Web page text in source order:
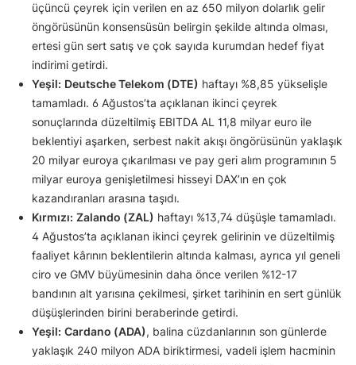
üçüncü çeyrek için verilen en az 650 milyon dolarlık gelir
öngörüsünün konsensüsün belirgin şekilde altında olması,
ertesi gün sert satış ve çok sayıda kurumdan hedef fiyat
indirimi getirdi.
Yeşil: Deutsche Telekom (DTE) haftayı %8,85 yükselişle
tamamladı. 6 Ağustos’ta açıklanan ikinci çeyrek
sonuçlarında düzeltilmiş EBITDA AL 11,8 milyar euro ile
beklentiyi aşarken, serbest nakit akışı öngörüsünün yaklaşık
20 milyar euroya çıkarılması ve pay geri alım programının 5
milyar euroya genişletilmesi hisseyi DAX’ın en çok
kazandıranları arasına taşıdı.
Kırmızı: Zalando (ZAL) haftayı %13,74 düşüşle tamamladı.
4 Ağustos’ta açıklanan ikinci çeyrek gelirinin ve düzeltilmiş
faaliyet kârının beklentilerin altında kalması, ayrıca yıl geneli
ciro ve GMV büyümesinin daha önce verilen %12-17
bandının alt yarısına çekilmesi, şirket tarihinin en sert günlük
düşüşlerinden birini beraberinde getirdi.
Yeşil: Cardano (ADA), balina cüzdanlarının son günlerde
yaklaşık 240 milyon ADA biriktirmesi, vadeli işlem hacminin